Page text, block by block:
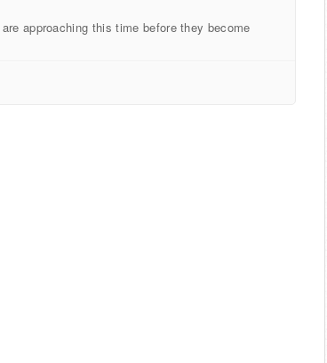
approaching this time before they become